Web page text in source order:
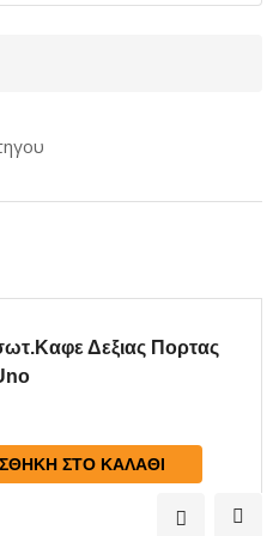
Δεξιας Πορτας
ΣΤΟ ΚΑΛΆΘΙ